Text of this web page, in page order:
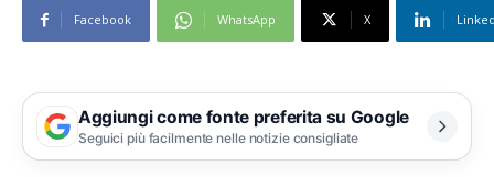
Facebook WhatsApp X
Aggiungi come fonte preferita su Google
Seguici più facilmente nelle notizie consigliate